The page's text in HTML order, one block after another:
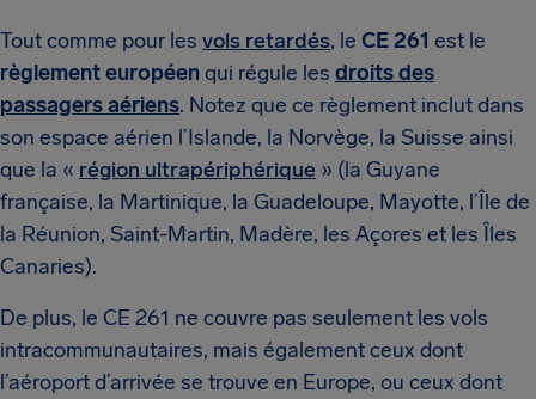
Tout comme pour les vols retardés, le CE 261 est le
règlement européenqui régule les droits des
passagers aériens. Notez que ce règlement inclut dans
son espace aérien l’Islande, la Norvège, la Suisse ainsi
que la « région ultrapériphérique » (la Guyane
française, la Martinique, la Guadeloupe, Mayotte, l’Île de
la Réunion, Saint-Martin, Madère, les Açores et les Îles
Canaries).
De plus, le CE 261 ne couvre pas seulement les vols
intracommunautaires, mais également ceux dont
l’aéroport d’arrivée se trouve en Europe, ou ceux dont